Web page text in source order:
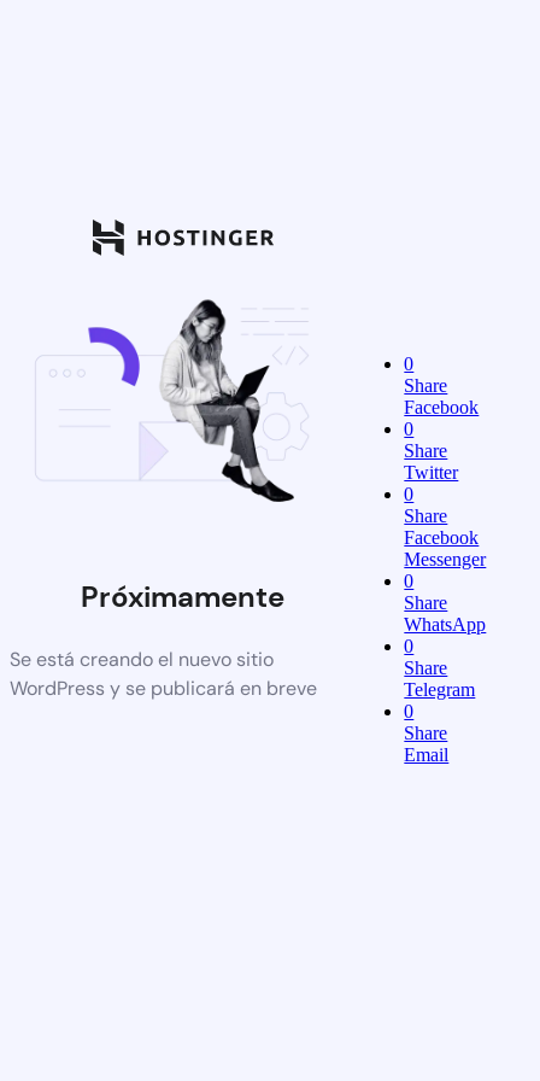
Próximamente
Se está creando el nuevo sitio
WordPress y se publicará en breve
0
Share
Facebook
0
Share
Twitter
0
Share
Facebook
Messenger
0
Share
WhatsApp
0
Share
Telegram
0
Share
Email